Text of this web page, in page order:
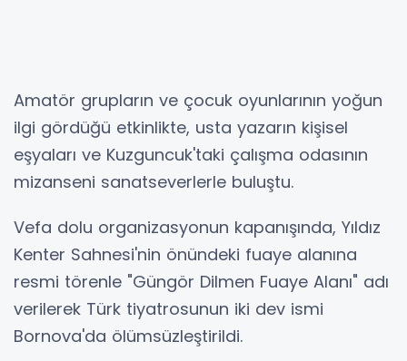
Amatör grupların ve çocuk oyunlarının yoğun
ilgi gördüğü etkinlikte, usta yazarın kişisel
eşyaları ve Kuzguncuk'taki çalışma odasının
mizanseni sanatseverlerle buluştu.
Vefa dolu organizasyonun kapanışında, Yıldız
Kenter Sahnesi'nin önündeki fuaye alanına
resmi törenle "Güngör Dilmen Fuaye Alanı" adı
verilerek Türk tiyatrosunun iki dev ismi
Bornova'da ölümsüzleştirildi.